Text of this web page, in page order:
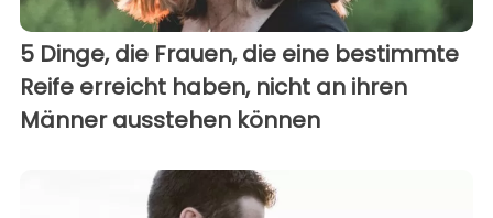
5 Dinge, die Frauen, die eine bestimmte
Reife erreicht haben, nicht an ihren
Männer ausstehen können